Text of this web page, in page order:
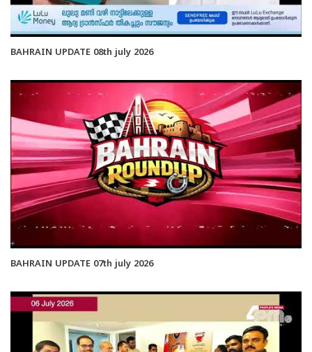
BAHRAIN UPDATE 08th july 2026
BAHRAIN UPDATE 07th july 2026